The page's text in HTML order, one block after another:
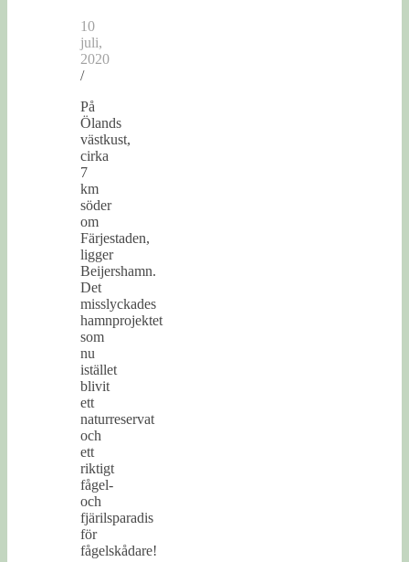
10
juli,
2020
/
På
Ölands
västkust,
cirka
7
km
söder
om
Färjestaden,
ligger
Beijershamn.
Det
misslyckades
hamnprojektet
som
nu
istället
blivit
ett
naturreservat
och
ett
riktigt
fågel-
och
fjärilsparadis
för
fågelskådare!